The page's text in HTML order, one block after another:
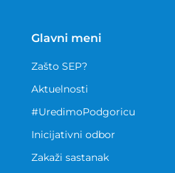
Glavni meni
Zašto SEP?
Aktuelnosti
#UredimoPodgoricu
Inicijativni odbor
Zakaži sastanak